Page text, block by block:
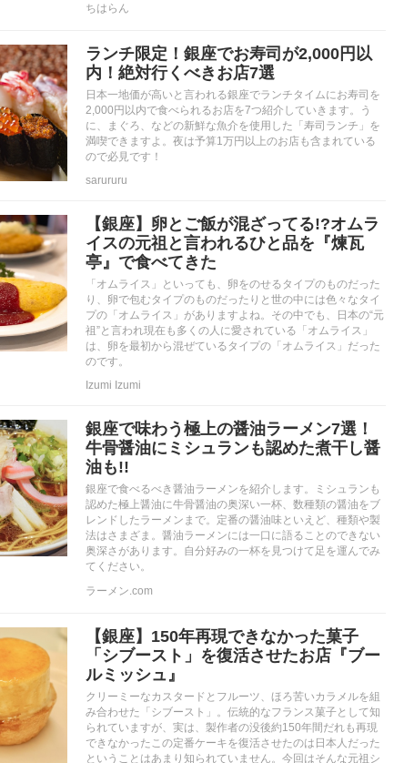
ちはらん
ランチ限定！銀座でお寿司が2,000円以
内！絶対行くべきお店7選
日本一地価が高いと言われる銀座でランチタイムにお寿司を
2,000円以内で食べられるお店を7つ紹介していきます。う
に、まぐろ、などの新鮮な魚介を使用した「寿司ランチ」を
満喫できますよ。夜は予算1万円以上のお店も含まれている
ので必見です！
sarururu
【銀座】卵とご飯が混ざってる!?オムラ
イスの元祖と言われるひと品を『煉瓦
亭』で食べてきた
「オムライス」といっても、卵をのせるタイプのものだった
り、卵で包むタイプのものだったりと世の中には色々なタイ
プの「オムライス」がありますよね。その中でも、日本の“元
祖”と言われ現在も多くの人に愛されている「オムライス」
は、卵を最初から混ぜているタイプの「オムライス」だった
のです。
Izumi Izumi
銀座で味わう極上の醤油ラーメン7選！
牛骨醤油にミシュランも認めた煮干し醤
油も!!
銀座で食べるべき醤油ラーメンを紹介します。ミシュランも
認めた極上醤油に牛骨醤油の奥深い一杯、数種類の醤油をブ
レンドしたラーメンまで。定番の醤油味といえど、種類や製
法はさまざま。醤油ラーメンには一口に語ることのできない
奥深さがあります。自分好みの一杯を見つけて足を運んでみ
てください。
ラーメン.com
【銀座】150年再現できなかった菓子
「シブースト」を復活させたお店『ブー
ルミッシュ』
クリーミーなカスタードとフルーツ、ほろ苦いカラメルを組
み合わせた「シブースト」。伝統的なフランス菓子として知
られていますが、実は、製作者の没後約150年間だれも再現
できなかったこの定番ケーキを復活させたのは日本人だった
ということはあまり知られていません。今回はそんな元祖シ